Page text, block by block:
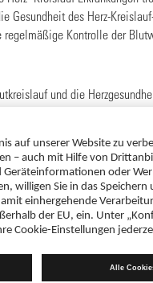
Gesundheit des Herz-
Kontrolle der
und die
) in niedriger
Wirkung, die in der
fiebersenkenden
vorab ärztlicher oder